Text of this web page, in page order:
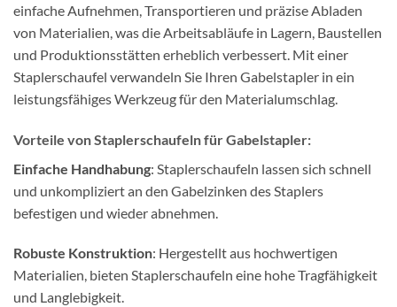
einfache Aufnehmen, Transportieren und präzise Abladen
von Materialien, was die Arbeitsabläufe in Lagern, Baustellen
und Produktionsstätten erheblich verbessert. Mit einer
Staplerschaufel verwandeln Sie Ihren Gabelstapler in ein
leistungsfähiges Werkzeug für den Materialumschlag.
Vorteile von Staplerschaufeln für Gabelstapler:
Einfache Handhabung: Staplerschaufeln lassen sich schnell
und unkompliziert an den Gabelzinken des Staplers
befestigen und wieder abnehmen.
Robuste Konstruktion: Hergestellt aus hochwertigen
Materialien, bieten Staplerschaufeln eine hohe Tragfähigkeit
und Langlebigkeit.